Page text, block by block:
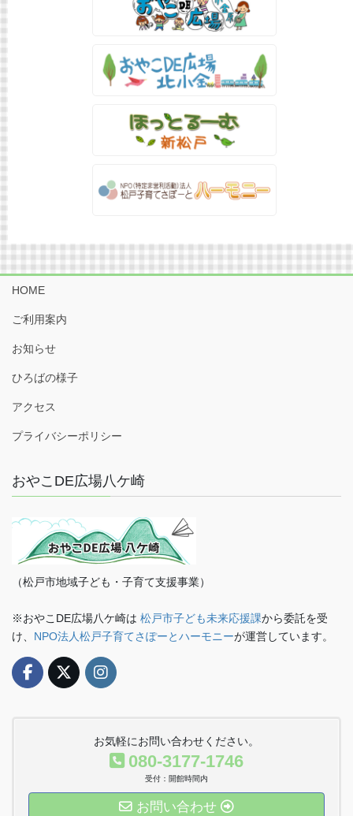
HOME
ご利用案内
お知らせ
ひろばの様子
アクセス
プライバシーポリシー
おやこDE広場八ケ崎
（松戸市地域子ども・子育て支援事業）
※おやこDE広場八ケ崎は 松戸市子ども未来応援課から委託を受
け、 NPO法人松戸子育てさぽーとハーモニーが運営しています。
お気軽にお問い合わせください。
080-3177-1746
受付：開館時間内
お問い合わせ